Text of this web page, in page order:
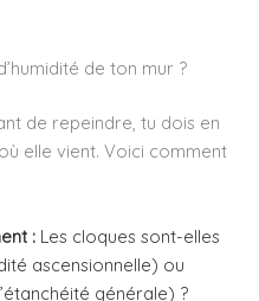
de ton mur ?
de repeindre, tu dois en
elle vient. Voici comment
: Les cloques sont-elles
ascensionnelle) ou
générale) ?